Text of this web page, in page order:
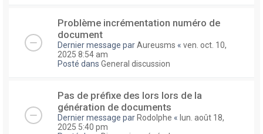
Problème incrémentation numéro de
document
Dernier message parAureusms « ven. oct. 10,
2025 8:54 am
Posté dans General discussion
Pas de préfixe des lors lors de la
génération de documents
Dernier message par Rodolphe « lun. août 18,
2025 5:40 pm